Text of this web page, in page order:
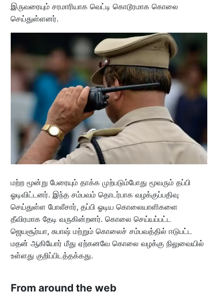
இருவரையும் சரமாரியாக வெட்டி கொடூரமாக கொலை
செய்துள்ளனர்.
மற்ற மூன்று பேரையும் தாக்க முற்படும்போது மூவரும் தப்பி
ஓடிவிட்டனர். இந்த சம்பவம் தொடர்பாக வழக்குப்பதிவு
செய்துள்ள போலீசார், தப்பி ஓடிய கொலையாளிகளை
தீவிரமாக தேடி வருகின்றனர். கொலை செய்யப்பட்ட
ஜெயசூர்யா, சுபாஷ் மற்றும் கொலைச் சம்பவத்தில் ஈடுபட்ட
மதன் ஆகியோர் மீது ஏற்கனவே கொலை வழக்கு நிலுவையில்
உள்ளது குறிப்பிடத்தக்கது.
From around the web